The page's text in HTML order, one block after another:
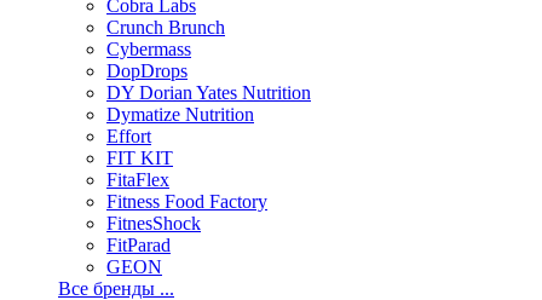
Cobra Labs
Crunch Brunch
Cybermass
DopDrops
DY Dorian Yates Nutrition
Dymatize Nutrition
Effort
FIT KIT
FitaFlex
Fitness Food Factory
FitnesShock
FitParad
GEON
Все бренды ...